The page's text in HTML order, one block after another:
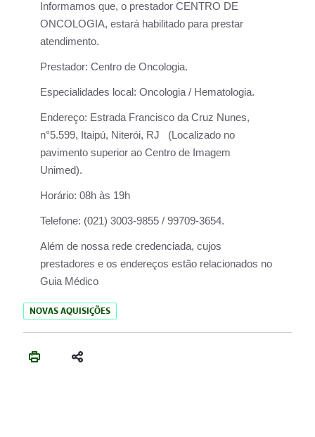
Informamos que, o prestador CENTRO DE
ONCOLOGIA, estará habilitado para prestar
atendimento.
Prestador: Centro de Oncologia.
Especialidades local: Oncologia / Hematologia.
Endereço: Estrada Francisco da Cruz Nunes,
n°5.599, Itaipú, Niterói, RJ (Localizado no
pavimento superior ao Centro de Imagem
Unimed).
Horário: 08h às 19h
Telefone: (021) 3003-9855 / 99709-3654.
Além de nossa rede credenciada, cujos
prestadores e os endereços estão relacionados no
Guia Médico
NOVAS AQUISIÇÕES